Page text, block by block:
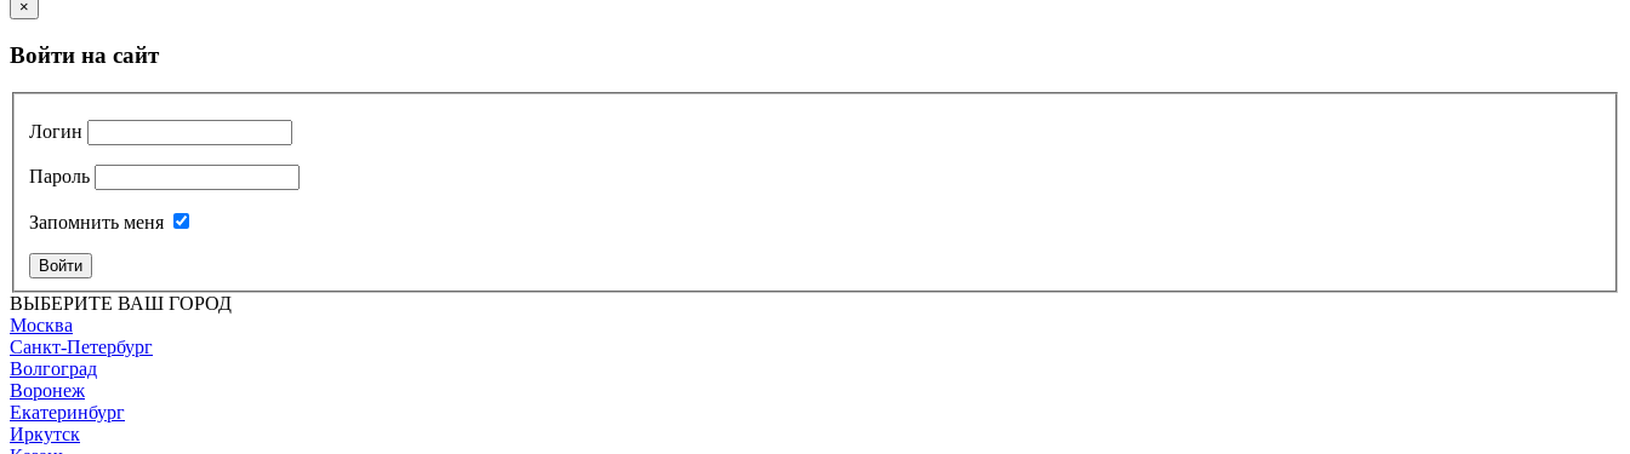
×
Войти на сайт
Логин
Пароль
Запомнить меня
Войти
ВЫБЕРИТЕ ВАШ ГОРОД
Москва
Санкт-Петербург
Волгоград
Воронеж
Екатеринбург
Иркутск